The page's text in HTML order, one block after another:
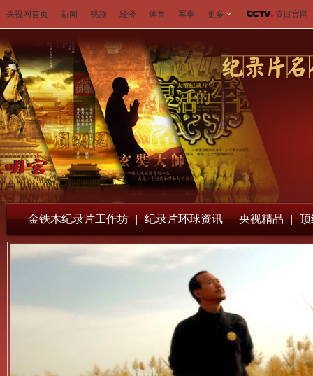
央视网首页 新闻 视频 经济 体育 军事 更多 节目官网
金铁木纪录片工作坊 | 纪录片环球资讯 | 央视精品 | 顶